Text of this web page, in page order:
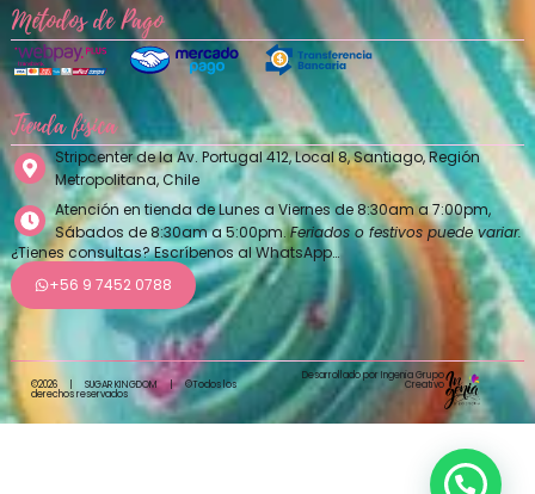
Métodos de Pago
Tienda física
Stripcenter de la Av. Portugal 412, Local 8, Santiago, Región
Metropolitana, Chile
Atención en tienda de Lunes a Viernes de 8:30am a 7:00pm,
Sábados de 8:30am a 5:00pm.Feriados o festivos puede variar.
¿Tienes consultas? Escríbenos al WhatsApp…
+56 9 7452 0788
©2026 SUGAR KINGDOM | ©Todos los
derechos reservados
Desarrollado por Ingenia Grupo
Creativo